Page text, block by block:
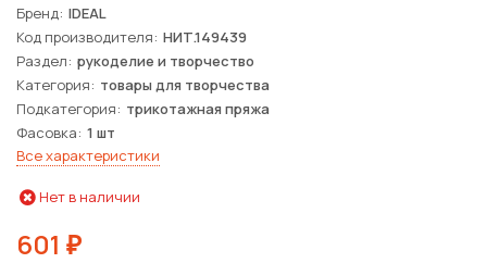
Бренд IDEAL
Код производителя НИТ.149439
Раздел рукоделие и творчество
Категория
товары для творчества
Подкатегория
трикотажная пряжа
Фасовка 1 шт
Все характеристики
Нет в наличии
601 ₽